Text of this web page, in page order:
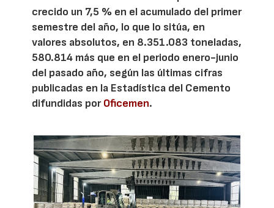
crecido un 7,5 % en el acumulado del primer
semestre del año, lo que lo sitúa, en
valores absolutos, en 8.351.083 toneladas,
580.814 más que en el periodo enero-junio
del pasado año, según las últimas cifras
publicadas en la Estadística del Cemento
difundidas porOficemen.